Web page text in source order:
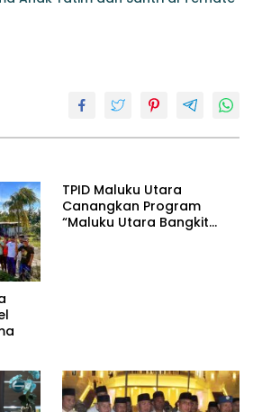
TPID Maluku Utara
Canangkan Program
“Maluku Utara Bangkit